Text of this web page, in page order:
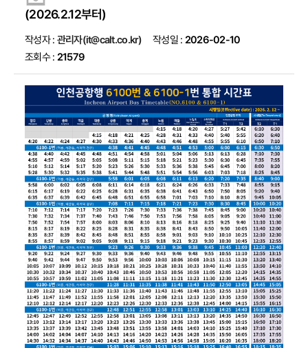
(2026.2.12부터)
작성자 : 관리자(it@calt.co.kr) 작성일 : 2026-02-10
조회수 : 21579